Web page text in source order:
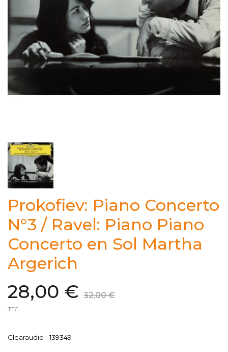
Prokofiev: Piano Concerto
N°3 / Ravel: Piano Piano
Concerto en Sol Martha
Argerich
28,00 € 32,00 €
TTC
Clearaudio -139349